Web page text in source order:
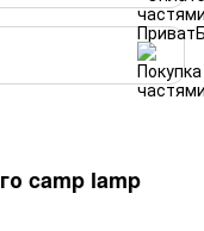
camp lamp